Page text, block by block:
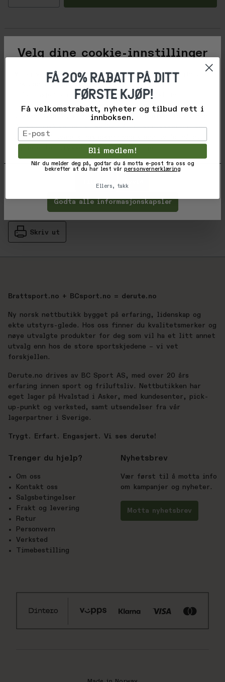
Varekode: M146-01-AG
Vurderinger
Gjennomsnittsvurdering:
Produsent
Skriv ut
Brattsport.no + BCsport.no = derute.no
Ny norsk nettbutikk bygget på erfaring, lidenskap og
ekte utstyrs-glede. Hos oss finner du kvalitetsmerker og
nøye utvalgte produkter for deg som vil ha et litt annet
utvalg enn hos de store sportskjedene – vi vet
forskjellen.
Derute.no drives av BC Sport AS, med over 20 års
erfaring innen sport og friluftsliv. Nettbutikken har
eget lager på Hvalstad i Asker, med kundesenter, pick-
up-punkt og verksted, samt utsendelser fra vår
lagerpartner i Sverige.
Trygt. Erfart. Engasjert. Vi ses derute!
Trenger du hjelp?
Om oss
Kontakt oss
Salgsbetingelser
Frakt og levering
Retur
Personvern
Verksted
Timebestilling
Nyhetsbrev
Vær først til å motta info
om kampanjer og nyheter.
Motta nyhetsbrev
Velg dine cookie-innstillinger
Vi og våre forretningspartnere bruker teknologier,
inkludert informasjonskapsler, til å samle
informasjon om deg for ulike formål, inkludert:
Funksjonelle, statistiske, markedsføring. Ved å
trykke 'Godta', samtykker du til alle disse formålene.
Du kan også velge hvilke formål du samtykker til ved
å klikke på avmerkingsboksen ved siden av formålet,
og deretter trykke 'Lagre innstillinger'.
Godta alle informasjonskapsler
FÅ 20% RABATT PÅ DITT
FØRSTE KJØP!
Få velkomstrabatt, nyheter og tilbud rett i
innboksen.
Email
Bli medlem!
Når du melder deg på, godtar du å motta e-post fra oss og
bekrefter at du har lest vårpersonvernerklæring
Ellers, takk